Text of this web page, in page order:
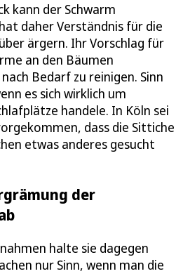
kann der Schwarm
daher Verständnis für die
ärgern. Ihr Vorschlag für
an den Bäumen
Bedarf zu reinigen. Sinn
es sich wirklich um
handele. In Köln sei
dass die Sittiche
etwas anderes gesucht
der
halte sie dagegen
nur Sinn, wenn man die